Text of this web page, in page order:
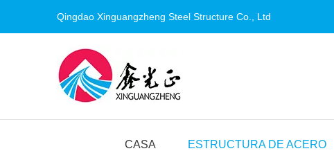
Qingdao Xinguangzheng Steel Structure Co., Ltd
CASA ESTRUCTURA DE ACERO